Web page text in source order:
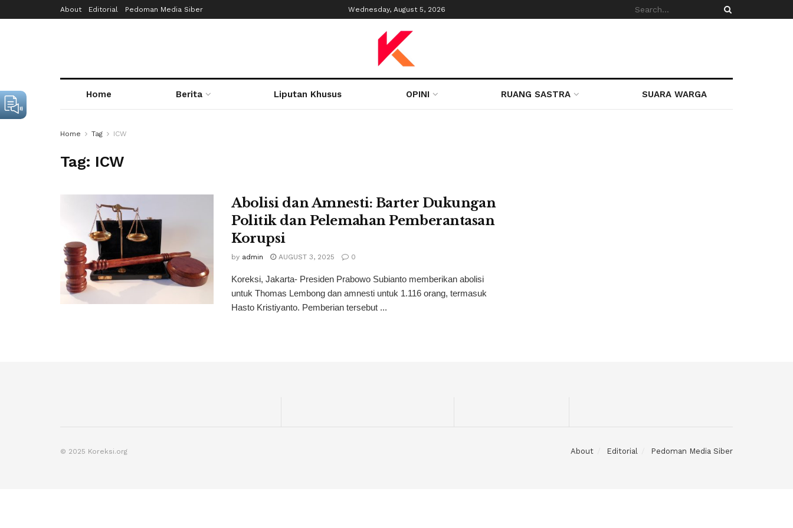
About Editorial Pedoman Media Siber Wednesday, August 5, 2026
Home Berita Liputan Khusus OPINI RUANG SASTRA SUARA WARGA
Home Tag ICW
Tag: ICW
Abolisi dan Amnesti: Barter Dukungan
Politik dan Pelemahan Pemberantasan
Korupsi
by admin AUGUST 3, 2025 0
Koreksi, Jakarta- Presiden Prabowo Subianto memberikan abolisi
untuk Thomas Lembong dan amnesti untuk 1.116 orang, termasuk
Hasto Kristiyanto. Pemberian tersebut ...
About Editorial Pedoman Media Siber
© 2025 Koreksi.org